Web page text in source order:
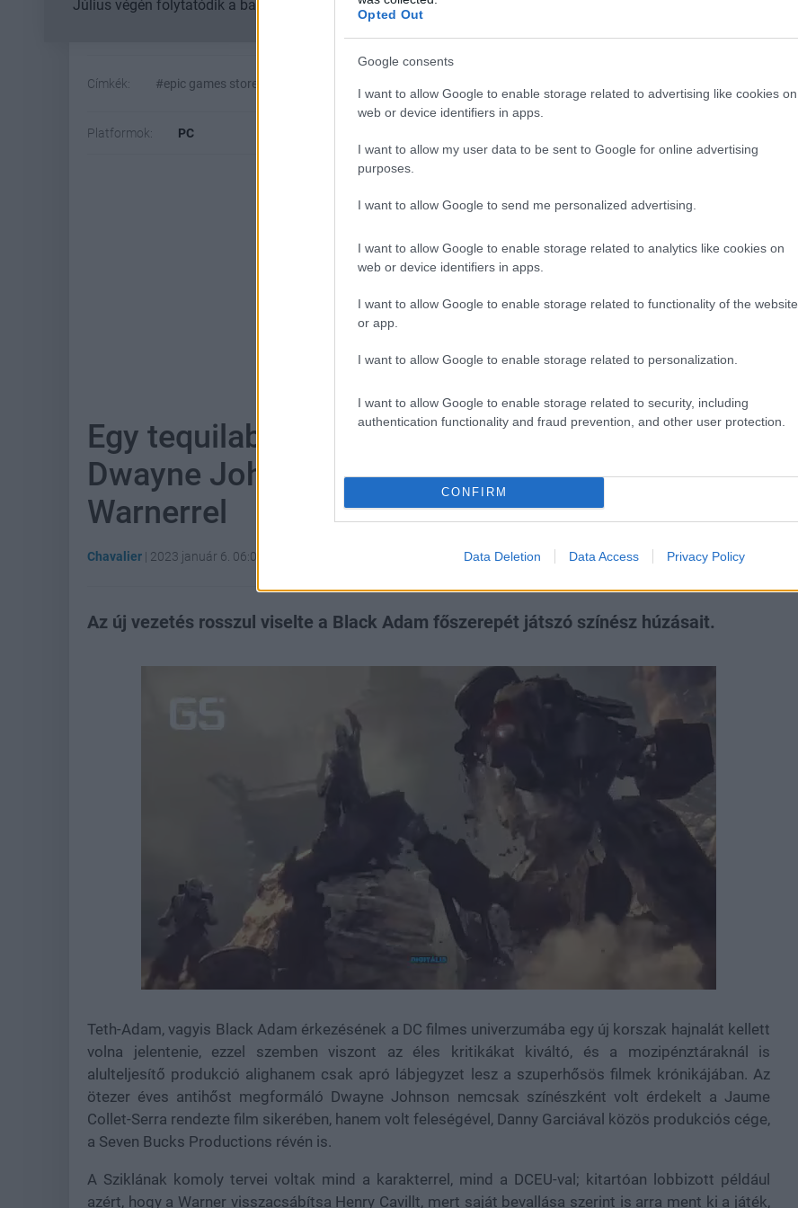
Opted Out
Google consents
I want to allow Google to enable storage related to advertising like cookies on
web or device identifiers in apps.
I want to allow my user data to be sent to Google for online advertising
purposes.
I want to allow Google to send me personalized advertising.
I want to allow Google to enable storage related to analytics like cookies on
web or device identifiers in apps.
I want to allow Google to enable storage related to functionality of the website
or app.
I want to allow Google to enable storage related to personalization.
I want to allow Google to enable storage related to security, including
authentication functionality and fraud prevention, and other user protection.
CONFIRM
Data Deletion Data Access Privacy Policy
Július végén folytatódik a balatoni strandröplabda-sorozat.
Címkék: #epic games store
Platformok: PC
Hozzászólások
Egy tequilabár is közrejátszott abban, hogy
Dwayne Johnson összerúgta a port a
Warnerrel
Chavalier | 2023 január 6. 06:01
Az új vezetés rosszul viselte a Black Adam főszerepét játszó színész húzásait.
37.84%
Teth-Adam, vagyis Black Adam érkezésének a DC filmes univerzumába egy új korszak hajnalát kellett
volna jelentenie, ezzel szemben viszont az éles kritikákat kiváltó, és a mozipénztáraknál is
alulteljesítő produkció alighanem csak apró lábjegyzet lesz a szuperhősös filmek krónikájában. Az
ötezer éves antihőst megformáló Dwayne Johnson nemcsak színészként volt érdekelt a Jaume
Collet-Serra rendezte film sikerében, hanem volt feleségével, Danny Garciával közös produkciós cége,
a Seven Bucks Productions révén is.
A Sziklának komoly tervei voltak mind a karakterrel, mind a DCEU-val; kitartóan lobbizott például
azért, hogy a Warner visszacsábítsa Henry Cavillt, mert saját bevallása szerint is arra ment ki a játék,